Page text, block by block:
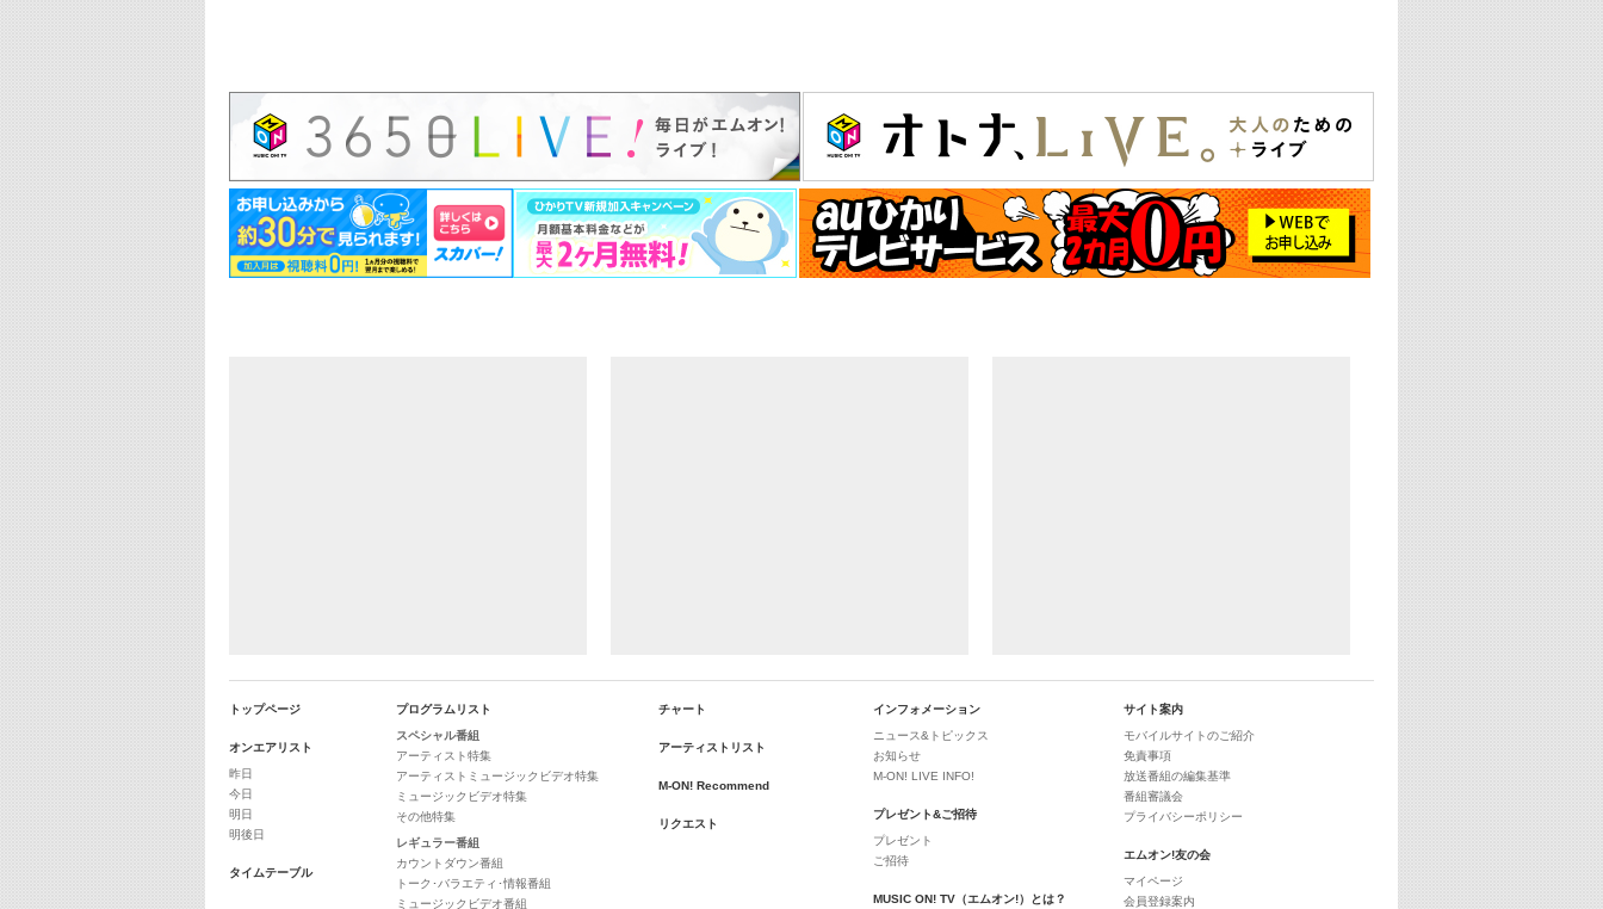
23:00
SUPER EIGHT特集
24:00
25:00
エムオン! ヒッツ
26:00
トップページ
オンエアリスト
昨日
今日
明日
明後日
タイムテーブル
プログラムリスト
スペシャル番組
アーティスト特集
アーティストミュージックビデオ特集
ミュージックビデオ特集
その他特集
レギュラー番組
カウントダウン番組
トーク･バラエティ･情報番組
ミュージックビデオ番組
チャート
アーティストリスト
M-ON! Recommend
リクエスト
インフォメーション
ニュース&トピックス
お知らせ
M-ON! LIVE INFO!
プレゼント&ご招待
プレゼント
ご招待
MUSIC ON! TV（エムオン!）とは？
サイト案内
モバイルサイトのご紹介
免責事項
放送番組の編集基準
番組審議会
プライバシーポリシー
エムオン!友の会
マイページ
会員登録案内